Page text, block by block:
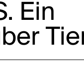
Ein